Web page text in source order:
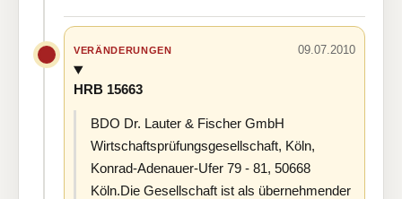
VERÄNDERUNGEN 09.07.2010
HRB 15663
BDO Dr. Lauter & Fischer GmbH
Wirtschaftsprüfungsgesellschaft, Köln,
Konrad-Adenauer-Ufer 79 - 81, 50668
Köln.Die Gesellschaft ist als übernehmender